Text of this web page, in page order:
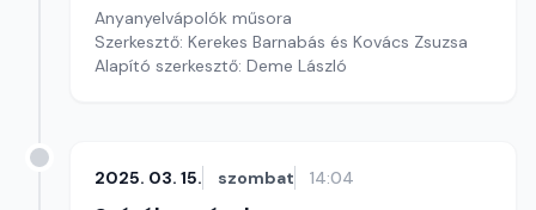
Anyanyelvápolók műsora
Szerkesztő: Kerekes Barnabás és Kovács Zsuzsa
Alapító szerkesztő: Deme László
2025. 03. 15. szombat 14:04